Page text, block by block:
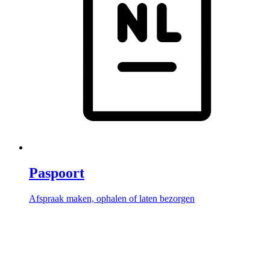
Paspoort
Afspraak maken, ophalen of laten bezorgen